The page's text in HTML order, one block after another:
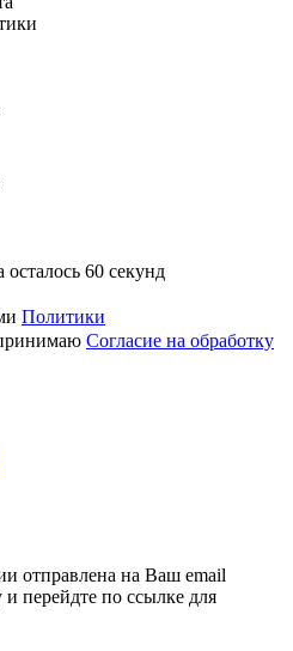
60 секунд
Политики
Согласие на обработку
отправлена на Ваш email
перейдте по ссылке для